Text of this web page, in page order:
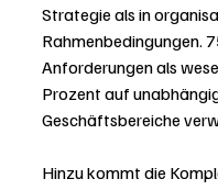
Strategie als in
Rahmenbedingungen.
Anforderungen als
Prozent auf
Geschäftsbereiche
Hinzu kommt die